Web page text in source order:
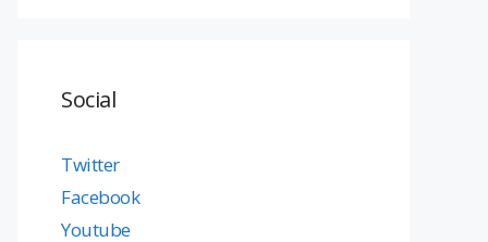
Social
Twitter
Facebook
Youtube